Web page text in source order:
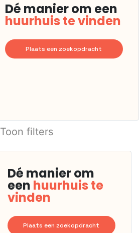
Dé manier om een
huurhuis te vinden
Plaats een zoekopdracht
Toon filters
Dé manier om
een huurhuis te
vinden
Plaats een zoekopdracht